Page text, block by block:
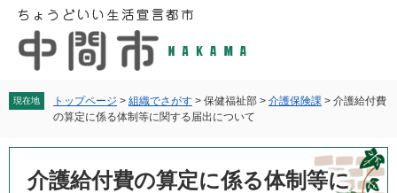
現在地 トップページ > 組織でさがす > 保健福祉部 > 介護保険課 > 介護給付費
の算定に係る体制等に関する届出について
介護給付費の算定に係る体制等に